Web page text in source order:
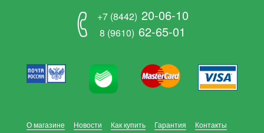
+7 (8442) 20-06-10
8 (9610) 62-65-01
О магазине Новости Как купить Гарантия
Контакты